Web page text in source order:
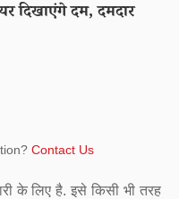
दिखाएंगे दम, दमदार
Contact Us
के लिए है. इसे किसी भी तरह